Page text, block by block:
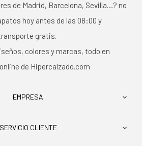
de Madrid, Barcelona, Sevilla…? no
hoy antes de las 08:00 y
gratis.
colores y marcas, todo en
de Hipercalzado.com
EMPRESA 
SERVICIO CLIENTE 